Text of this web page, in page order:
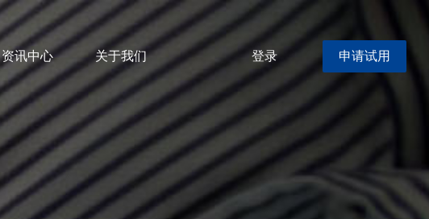
资讯中心 关于我们 登录 申请试用